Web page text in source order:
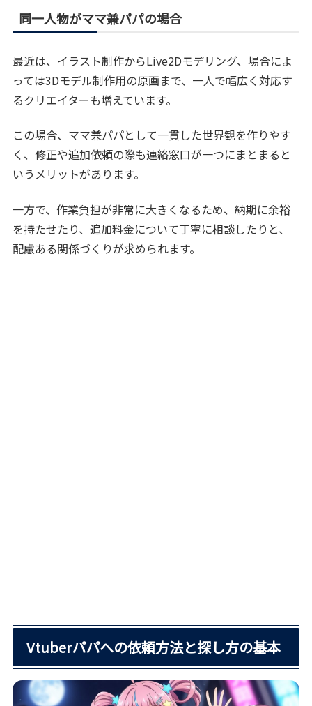
同一人物がママ兼パパの場合
最近は、イラスト制作からLive2Dモデリング、場合によ
っては3Dモデル制作用の原画まで、一人で幅広く対応す
るクリエイターも増えています。
この場合、ママ兼パパとして一貫した世界観を作りやす
く、修正や追加依頼の際も連絡窓口が一つにまとまると
いうメリットがあります。
一方で、作業負担が非常に大きくなるため、納期に余裕
を持たせたり、追加料金について丁寧に相談したりと、
配慮ある関係づくりが求められます。
Vtuberパパへの依頼方法と探し方の基本